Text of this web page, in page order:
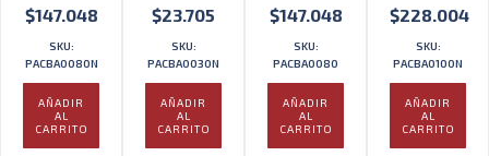
$147.048
SKU:
PACBA0080N
AÑADIR
AL
CARRITO
$23.705
SKU:
PACBA0030N
AÑADIR
AL
CARRITO
$147.048
SKU:
PACBA0080
AÑADIR
AL
CARRITO
$228.004
SKU:
PACBA0100N
AÑADIR
AL
CARRITO